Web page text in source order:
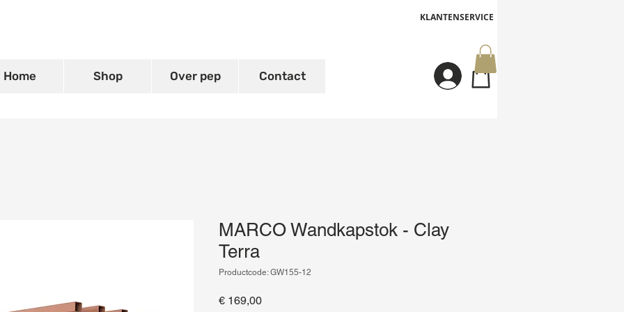
KLANTENSERVICE
Home Shop Over pep Contact Inloggen
MARCO Wandkapstok - Clay
Terra
Productcode: GW155-12
€ 169,00Prijs